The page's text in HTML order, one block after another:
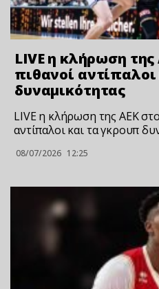
LIVE η κλήρωση της
πιθανοί
δυναμικότητας
LIVE η κλήρωση της ΑΕΚ
αντίπαλοι και τα γκρουπ
08/07/2026 12:25